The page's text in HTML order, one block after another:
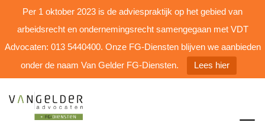
Per 1 oktober 2023 is de adviespraktijk op het gebied van
arbeidsrecht en ondernemingsrecht samengegaan met VDT
Advocaten: 013 5440400. Onze FG-Diensten blijven we aanbieden
onder de naam Van Gelder FG-Diensten.
Lees hier